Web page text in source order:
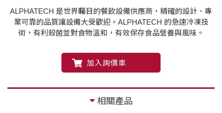
ALPHATECH 是世界矚目的餐飲設備供應商，精確的設計、專
業可靠的品質讓設備大受歡迎。ALPHATECH 的急速冷凍技
術，有利殺菌並對食物溫和，有效保存食品營養與風味。
加入詢價車
相關產品